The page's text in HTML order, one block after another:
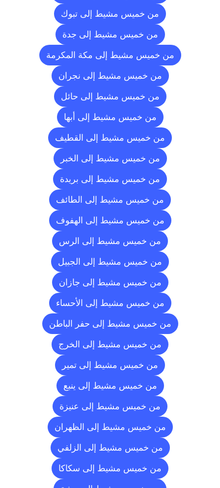
من خميس مشيط إلى تبوك
من خميس مشيط إلى جدة
من خميس مشيط إلى مكة المكرمة
من خميس مشيط إلى نجران
من خميس مشيط إلى حائل
من خميس مشيط إلى أبها
من خميس مشيط إلى القطيف
من خميس مشيط إلى الخبر
من خميس مشيط إلى بريدة
من خميس مشيط إلى الطائف
من خميس مشيط إلى الهفوف
من خميس مشيط إلى الرس
من خميس مشيط إلى الجبيل
من خميس مشيط إلى جازان
من خميس مشيط إلى الأحساء
من خميس مشيط إلى حفر الباطن
من خميس مشيط إلى الخرج
من خميس مشيط إلى تمير
من خميس مشيط إلى ينبع
من خميس مشيط إلى عنيزة
من خميس مشيط إلى الظهران
من خميس مشيط إلى الزلفي
من خميس مشيط إلى سكاكا